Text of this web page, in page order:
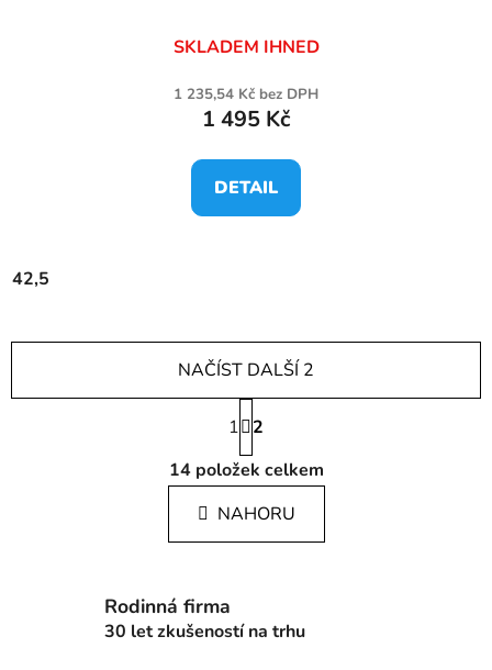
SKLADEM IHNED
1 235,54 Kč bez DPH
1 495 Kč
DETAIL
42,5
O
v
l
á
d
í
p
NAČÍST DALŠÍ 2
S
t
r
á
n
k
1
2
14položek celkem
NAHORU
Rodinná firma
30 let zkušeností na trhu